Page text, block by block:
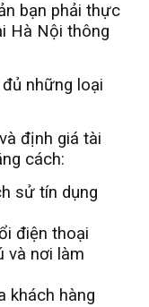
bạn phải thực
Hà Nội thông
những loại
định giá tài
cách:
sử tín dụng
điện thoại
và nơi làm
khách hàng